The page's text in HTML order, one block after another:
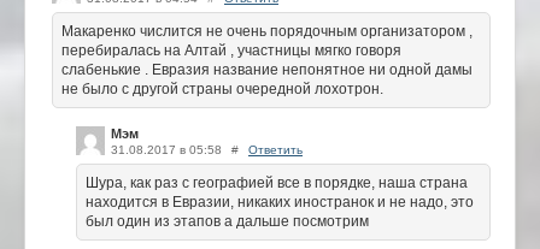
Макаренко числится не очень порядочным организатором ,
перебиралась на Алтай , участницы мягко говоря
слабенькие . Евразия название непонятное ни одной дамы
не было с другой страны очередной лохотрон.
Мэм
31.08.2017 в 05:58 # Ответить
Шура, как раз с географией все в порядке, наша страна
находится в Евразии, никаких иностранок и не надо, это
был один из этапов а дальше посмотрим